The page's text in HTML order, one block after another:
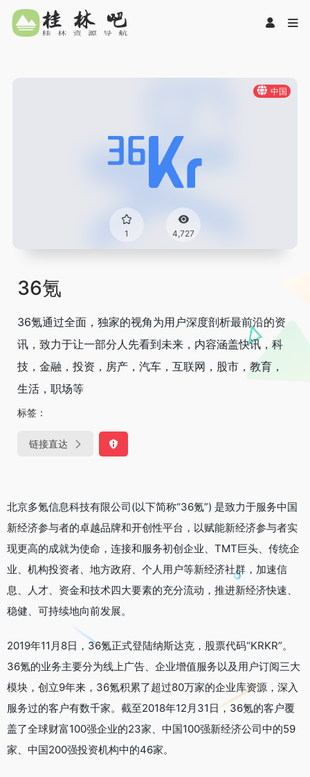
中国
1 4,727
36氪
36氪通过全面，独家的视角为用户深度剖析最前沿的资
讯，致力于让一部分人先看到未来，内容涵盖快讯，科
技，金融，投资，房产，汽车，互联网，股市，教育，
生活，职场等
标签：
链接直达
北京多氪信息科技有限公司(以下简称“36氪”) 是致力于服务中国
新经济参与者的卓越品牌和开创性平台，以赋能新经济参与者实
现更高的成就为使命，连接和服务初创企业、TMT巨头、传统企
业、机构投资者、地方政府、个人用户等新经济社群，加速信
息、人才、资金和技术四大要素的充分流动，推进新经济快速、
稳健、可持续地向前发展。
2019年11月8日，36氪正式登陆纳斯达克，股票代码“KRKR”。
36氪的业务主要分为线上广告、企业增值服务以及用户订阅三大
模块，创立9年来，36氪积累了超过80万家的企业库资源，深入
服务过的客户有数千家。截至2018年12月31日，36氪的客户覆
盖了全球财富100强企业的23家、中国100强新经济公司中的59
家、中国200强投资机构中的46家。